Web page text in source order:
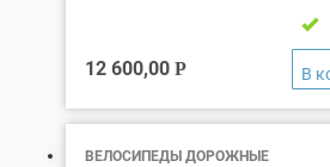
12 600,00 Р
ВЕЛОСИПЕДЫ ДОРОЖНЫЕ